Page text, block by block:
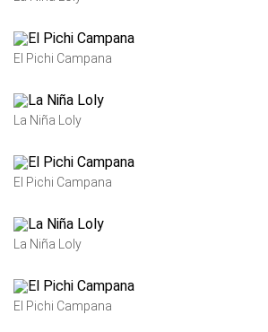
El Pichi Campana
La Niña Loly
El Pichi Campana
La Niña Loly
El Pichi Campana